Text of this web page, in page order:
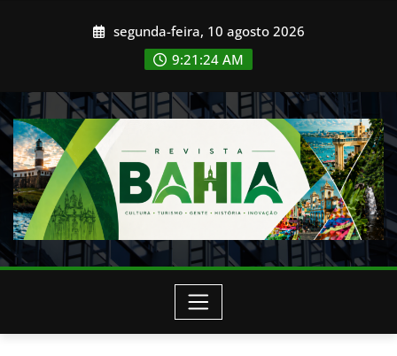
segunda-feira, 10 agosto 2026
9:21:26 AM